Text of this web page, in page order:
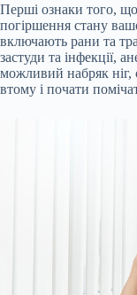
Перші ознаки того,
погіршення стану
включають рани та
застуди та інфекції,
можливий набряк ніг,
втому і почати